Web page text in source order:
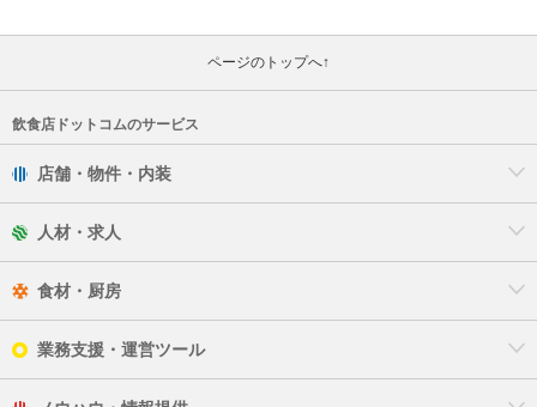
ページのトップへ↑
飲食店ドットコムのサービス
店舗・物件・内装
人材・求人
食材・厨房
業務支援・運営ツール